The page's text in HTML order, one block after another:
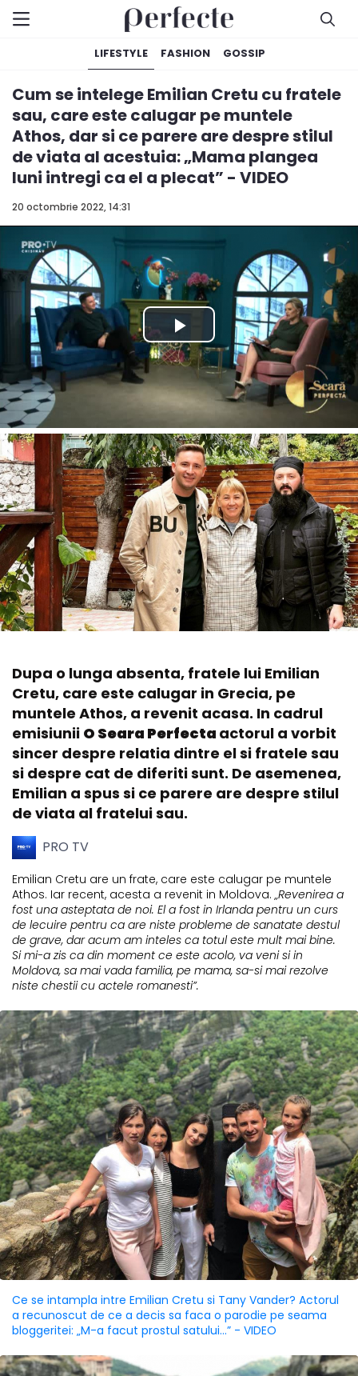
LIFESTYLE FASHION GOSSIP
20 octombrie 2022, 14:31
Cum se intelege Emilian Cretu cu fratele
sau, care este calugar pe muntele
Athos, dar si ce parere are despre stilul
de viata al acestuia: „Mama plangea
luni intregi ca el a plecat” - VIDEO
Dupa o lunga absenta, fratele lui Emilian
Cretu, care este calugar in Grecia, pe
muntele Athos, a revenit acasa. In cadrul
emisiunii O Seara Perfecta actorul a vorbit
sincer despre relatia dintre el si fratele sau
si despre cat de diferiti sunt. De asemenea,
Emilian a spus si ce parere are despre stilul
de viata al fratelui sau.
PRO TV
Emilian Cretu are un frate, care este calugar pe muntele
Athos. Iar recent, acesta a revenit in Moldova. „Revenirea a
fost una asteptata de noi. El a fost in Irlanda pentru un curs
de lecuire pentru ca are niste probleme de sanatate destul
de grave, dar acum am inteles ca totul este mult mai bine.
Si mi-a zis ca din moment ce este acolo, va veni si in
Moldova, sa mai vada familia, pe mama, sa-si mai rezolve
niste chestii cu actele romanesti”.
Ce se intampla intre Emilian Cretu si Tany Vander? Actorul
a recunoscut de ce a decis sa faca o parodie pe seama
bloggeritei: „M-a facut prostul satului...” - VIDEO